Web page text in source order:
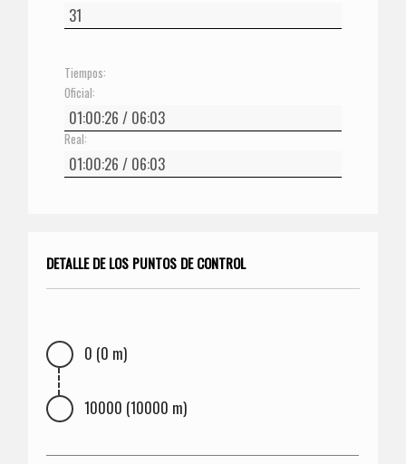
Tiempos:
Oficial:
Real:
DETALLE DE LOS PUNTOS DE CONTROL
0 (0 m)
10000 (10000 m)